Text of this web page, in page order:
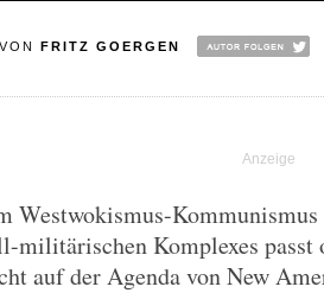
VON FRITZ GOERGEN
Westwokismus-
militärischen Komplexes passt
auf der Agenda von New